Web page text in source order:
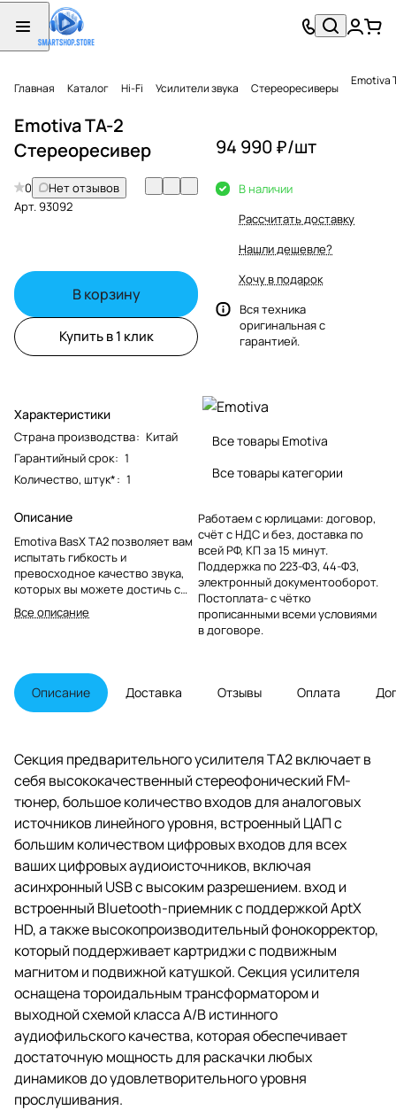
Главная Каталог Hi-Fi Усилители звука Стереоресиверы Emotiva
Emotiva TA-2
Стереоресивер
0
Нет отзывов
Арт.93092
В корзину
Купить в 1 клик
Характеристики
Страна производства: Китай
Гарантийный срок: 1
Количество, штук*: 1
Описание
Emotiva BasX TA2 позволяет вам
испытать гибкость и
превосходное качество звука,
которых вы можете достичь с
помощью отдельных
аудиофильских компонентов по
стереофонический
предусилитель и
высококачественный
Все описание
94 990 ₽/шт
В наличии
Рассчитать доставку
Нашли дешевле?
Хочу в подарок
Вся техника
оригинальная с
гарантией.
Все товары Emotiva
Все товары категории
Работаем с юрлицами: договор,
счёт с НДС и без, доставка по
всей РФ, КП за 15 минут.
Поддержка по 223-ФЗ, 44-ФЗ,
электронный документооборот.
Постоплата- с чётко
прописанными всеми условиями
в договоре.
Описание Доставка Отзывы Оплата
Секция предварительного усилителя TA2 включает в
себя высококачественный стереофонический FM-
тюнер, большое количество входов для аналоговых
источников линейного уровня, встроенный ЦАП с
большим количеством цифровых входов для всех
ваших цифровых аудиоисточников, включая
асинхронный USB с высоким разрешением. вход и
встроенный Bluetooth-приемник с поддержкой AptX
HD, а также высокопроизводительный фонокорректор,
который поддерживает картриджи с подвижным
магнитом и подвижной катушкой. Секция усилителя
оснащена тороидальным трансформатором и
выходной схемой класса A/B истинного
аудиофильского качества, которая обеспечивает
достаточную мощность для раскачки любых
динамиков до удовлетворительного уровня
прослушивания.